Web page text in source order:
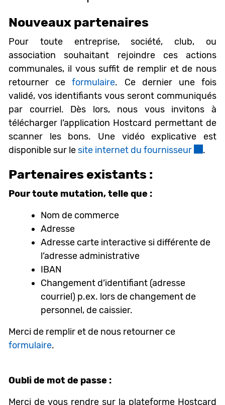
Nouveaux partenaires
Pour toute entreprise, société, club, ou
association souhaitant rejoindre ces actions
communales, il vous suffit de remplir et de nous
retourner ceformulaire. Ce dernier une fois
validé, vos identifiants vous seront communiqués
par courriel. Dès lors, nous vous invitons à
télécharger l’application Hostcard permettant de
scanner les bons. Une vidéo explicative est
disponible sur lesite internet du fournisseur Ce
.
Partenaires existants :
Pour toute mutation, telle que :
Nom de commerce
Adresse
Adresse carte interactive si différente de
l’adresse administrative
IBAN
Changement d’identifiant (adresse
courriel) p.ex. lors de changement de
personnel, de caissier.
Merci de remplir et de nous retourner ce
formulaire.
Oubli de mot de passe :
Merci de vous rendre sur la plateforme Hostcard